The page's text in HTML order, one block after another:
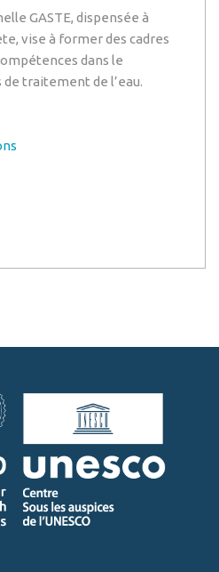
GASTE, dispensée à
vise à former des cadres
dans le
traitement de l’eau.